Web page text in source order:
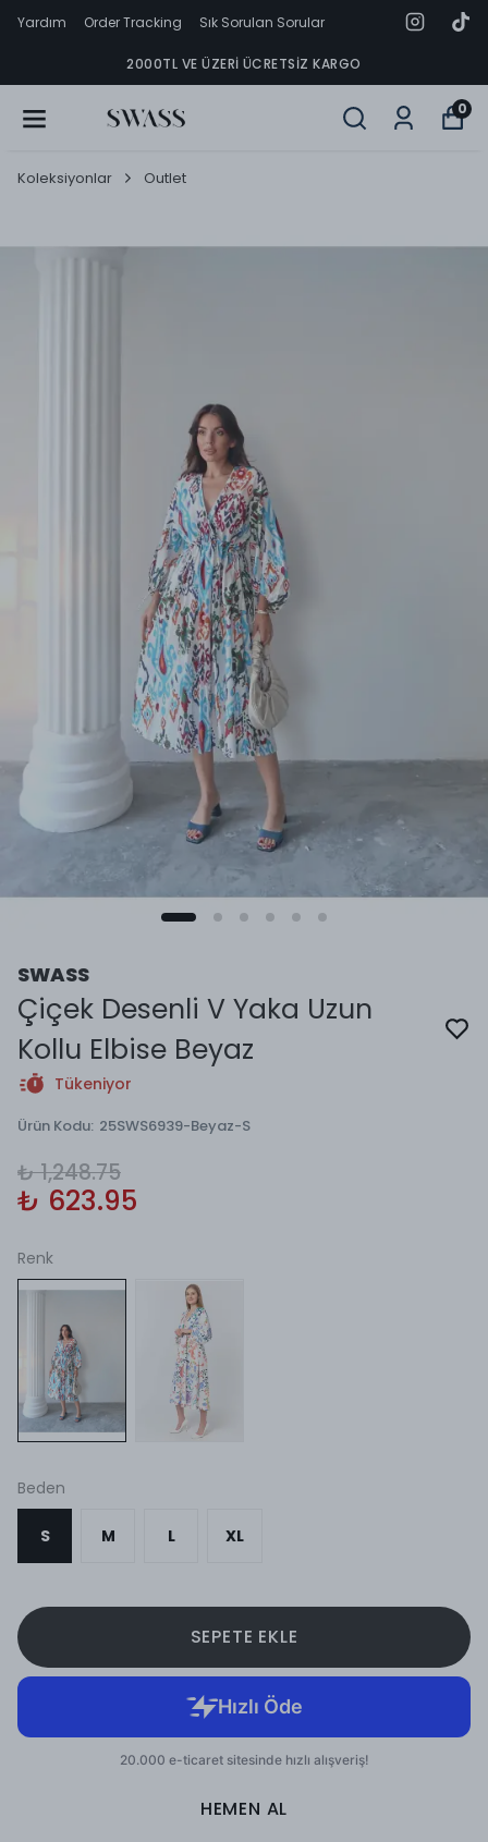
Yardım Order Tracking Sık Sorulan Sorular
2000TL VE ÜZERI ÜCRETSIZ KARGO
0
Koleksiyonlar Outlet
SWASS
Çiçek Desenli V Yaka Uzun
Kollu Elbise Beyaz
Tükeniyor
Ürün Kodu: 25SWS6939-Beyaz-S
₺ 1,248.75
₺ 623.95
Renk
Beden
S M L XL
SEPETE EKLE
HEMEN AL